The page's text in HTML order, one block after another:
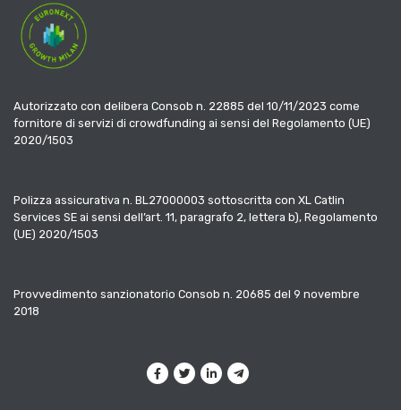
Autorizzato con delibera Consob n. 22885 del 10/11/2023 come
fornitore di servizi di crowdfunding ai sensi del Regolamento (UE)
2020/1503
Polizza assicurativa n. BL27000003 sottoscritta con XL Catlin
Services SE ai sensi dell’art. 11, paragrafo 2, lettera b), Regolamento
(UE) 2020/1503
Provvedimento sanzionatorio Consob n. 20685 del 9 novembre
2018